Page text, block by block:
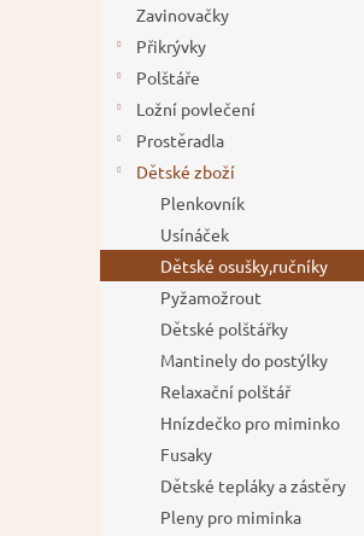
Zavinovačky
Přikrývky
Polštáře
Ložní povlečení
Prostěradla
Dětské zboží
Plenkovník
Usínáček
Dětské osušky,ručníky
Pyžamožrout
Dětské polštářky
Mantinely do postýlky
Relaxační polštář
Hnízdečko pro miminko
Fusaky
Dětské tepláky a zástěry
Pleny pro miminka